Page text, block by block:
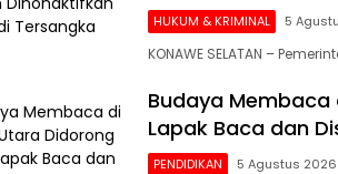
HUKUM & KRIMINAL 5
KONAWE SELATAN –
Budaya
Lapak Baca dan
PENDIDIKAN 5 Agustus 2026